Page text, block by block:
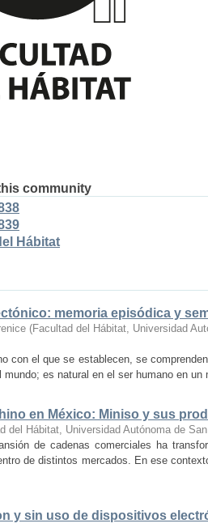
community
Hábitat
memoria episódica y
(Facultad del Hábitat, Universidad
con el que se establecen, se
es natural en el ser humano en
en México: Miniso y sus
del Hábitat, Universidad Autónoma de
de cadenas comerciales ha
de distintos mercados. En ese
y sin uso de dispositivos